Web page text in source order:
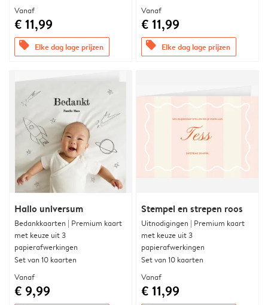
Vanaf
€ 11,99
offers Elke dag lage prijzen
Vanaf
€ 11,99
offers Elke dag lage prijzen
Hallo universum
Bedankkaarten | Premium kaart
met keuze uit 3
papierafwerkingen
Set van 10 kaarten
Vanaf
€ 9,99
Stempel en strepen roos
Uitnodigingen | Premium kaart
met keuze uit 3
papierafwerkingen
Set van 10 kaarten
Vanaf
€ 11,99